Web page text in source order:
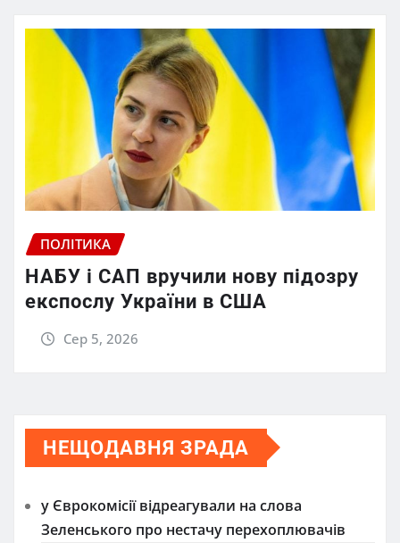
ПОЛІТИКА
НАБУ і САП вручили нову підозру
експослу України в США
Сер 5, 2026
НЕЩОДАВНЯ ЗРАДА
у Єврокомісії відреагували на слова
Зеленського про нестачу перехоплювачів